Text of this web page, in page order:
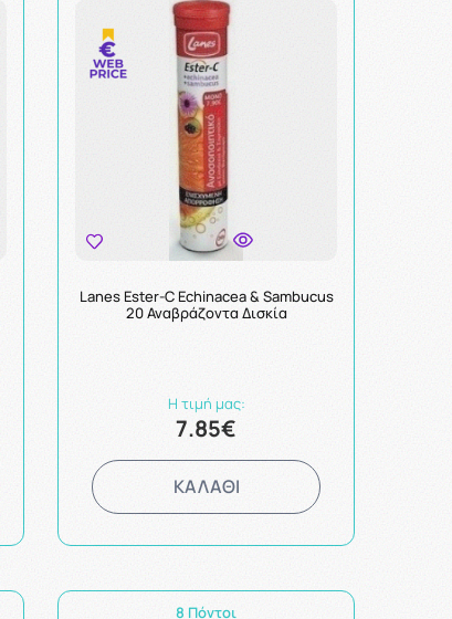
Lanes Ester-C Echinacea & Sambucus
20 Αναβράζοντα Δισκία
Η τιμή μας:
7.85€
ΚΑΛΑΘΙ
8 Πόντοι